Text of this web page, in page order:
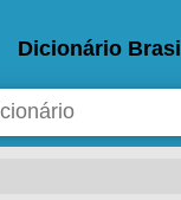
Dicionário Brasil